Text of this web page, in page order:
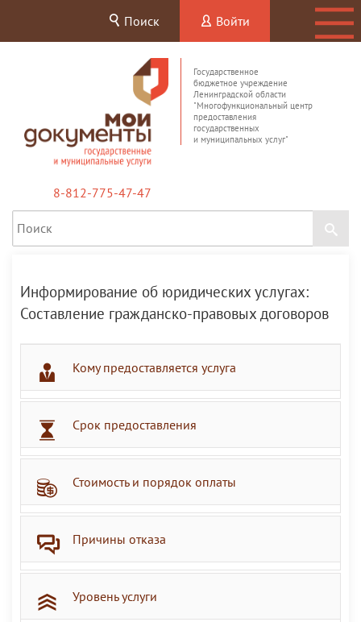
Поиск Войти
Государственное
бюджетное учреждение
Ленинградской области
"Многофункциональный центр
предоставления
государственных
и муниципальных услуг"
8-812-775-47-47
Информирование об юридических услугах:
Составление гражданско-правовых договоров
Кому предоставляется услуга
Срок предоставления
Стоимость и порядок оплаты
Причины отказа
Уровень услуги